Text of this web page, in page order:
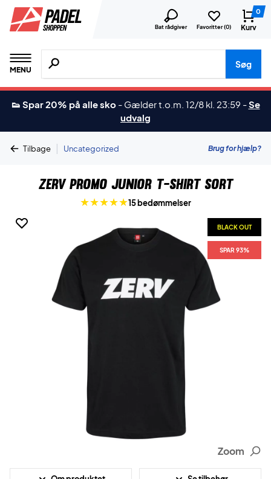
Bat rådgiver Favoritter (0)
0
Kurv
MENU
Søg efter produkter, mærker etc.
Søg
👟 Spar 20% på alle sko - Gælder t.o.m. 12/8 kl. 23:59 -Se
udvalg
Tilbage | Uncategorized Brug for hjælp?
ZERV Promo Junior T-shirt Sort
15 bedømmelser
BLACK OUT
SPAR 93%
Zoom